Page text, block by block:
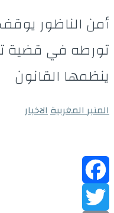
أمن الناظور
تورطه في قضية
ينظمها القانون
المنبر المغربيةالاخبار
Facebook